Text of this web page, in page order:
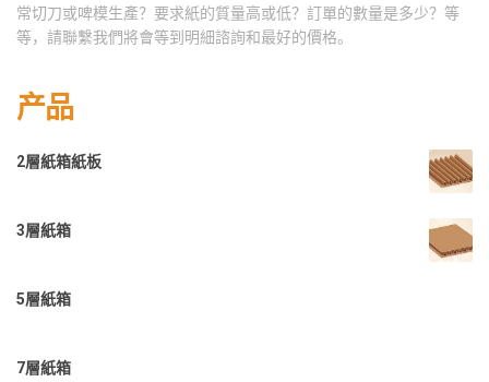
常切刀或啤模生產？要求紙的質量高或低？訂單的數量是多少？等
等，請聯繫我們將會等到明細諮詢和最好的價格。
产品
2層紙箱紙板
3層紙箱
5層紙箱
7層紙箱